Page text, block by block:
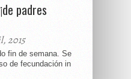
padres
2015
fin de semana. Se
de fecundación in